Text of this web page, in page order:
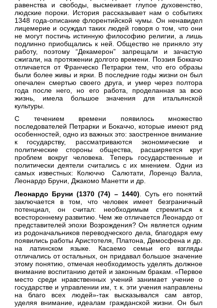
равенства и свободы, высмеивает глупое духовенство,
людские пороки. История рассказывает нам о событиях
1348 года-описание флорентийской чумы. Он ненавидел
лицемерие и осуждал таких людей говоря о том, что они
не могут постичь истинную философию религии, а лишь
подлинно приобщались к ней. Общество не приняло эту
работу, поэтому “Декамерон” запрещали и зачастую
сжигали, на протяжении долгого времени. Поэзия Боккачо
отличается от Франческо Петрарки тем, что его образы
были более живы и ярки. В последние годы жизни он был
опечален смертью своего друга, и умер через полтора
года после него, но его работа, проделанная за всю
жизнь, имела большое значения для итальянской
культуры.
С течением времени появилось множество
последователей Петрарки и Бокаччо, которые имеют ряд
особенностей, одно из важных это: заостренное внимание
к государству, рассматриваются экономические и
политические стороны общества, расширяется круг
проблем вокруг человека. Теперь государственные и
политически деятели считались с их мнением. Одни из
самых известных: Колюччо Салютати, Лоренцо Валла,
Леонардо Бруни, Джакомо Манетти и др.
Леонардо Бруни (1370 (74) – 1440) . Суть его понятий
заключается в том, что человек имеет безграничный
потенциал, он считал: необходимым стремиться к
всестороннему развитию. Чем же отличается Леонардо от
представителей эпохи Возрождения? Он является одним
из родоначальников переводческого дела, благодаря ему
появились работы Аристотеля, Платона, Демосфена и др.
на латинском языке. Касаемо семьи его взгляды
отличались от остальных, он придавал большое значение
этому понятию, отмечая необходимость уделять должное
внимание воспитанию детей и законным бракам. «Первое
место среди нравственных учений занимает учение о
государстве и управлении им, т. к. эти учения направлены
на благо всех людей»-так высказывался сам автор,
уделяя внимание, идеалам гражданской жизни. Он был